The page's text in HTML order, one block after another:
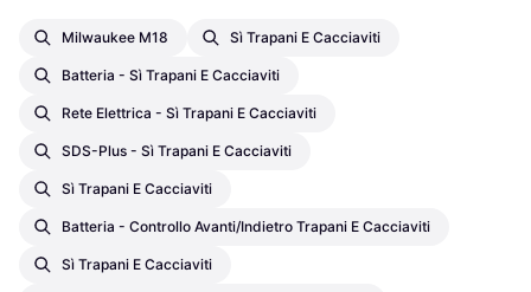
Milwaukee M18 Sì Trapani E Cacciaviti
Batteria - Sì Trapani E Cacciaviti
Rete Elettrica - Sì Trapani E Cacciaviti
SDS-Plus - Sì Trapani E Cacciaviti
Sì Trapani E Cacciaviti
Batteria - Controllo Avanti/Indietro Trapani E Cacciaviti
Sì Trapani E Cacciaviti